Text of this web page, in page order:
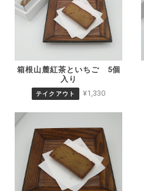
箱根山麓紅茶といちご 5個
入り
テイクアウト ¥1,330